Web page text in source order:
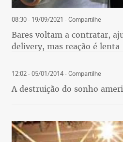
08:30 - 19/09/2021 - Compartilhe
Bares voltam a contratar,
delivery, mas reação é lenta
12:02 - 05/01/2014- Compartilhe
A destruição do sonho